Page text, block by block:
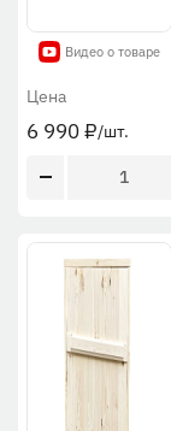
Видео о товаре
Цена
6 990₽/шт.